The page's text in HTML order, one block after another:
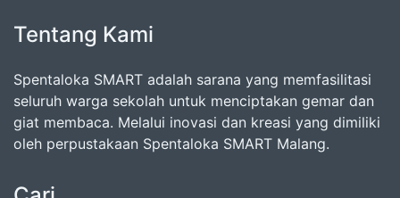
Tentang Kami
Spentaloka SMART adalah sarana yang memfasilitasi
seluruh warga sekolah untuk menciptakan gemar dan
giat membaca. Melalui inovasi dan kreasi yang dimiliki
oleh perpustakaan Spentaloka SMART Malang.